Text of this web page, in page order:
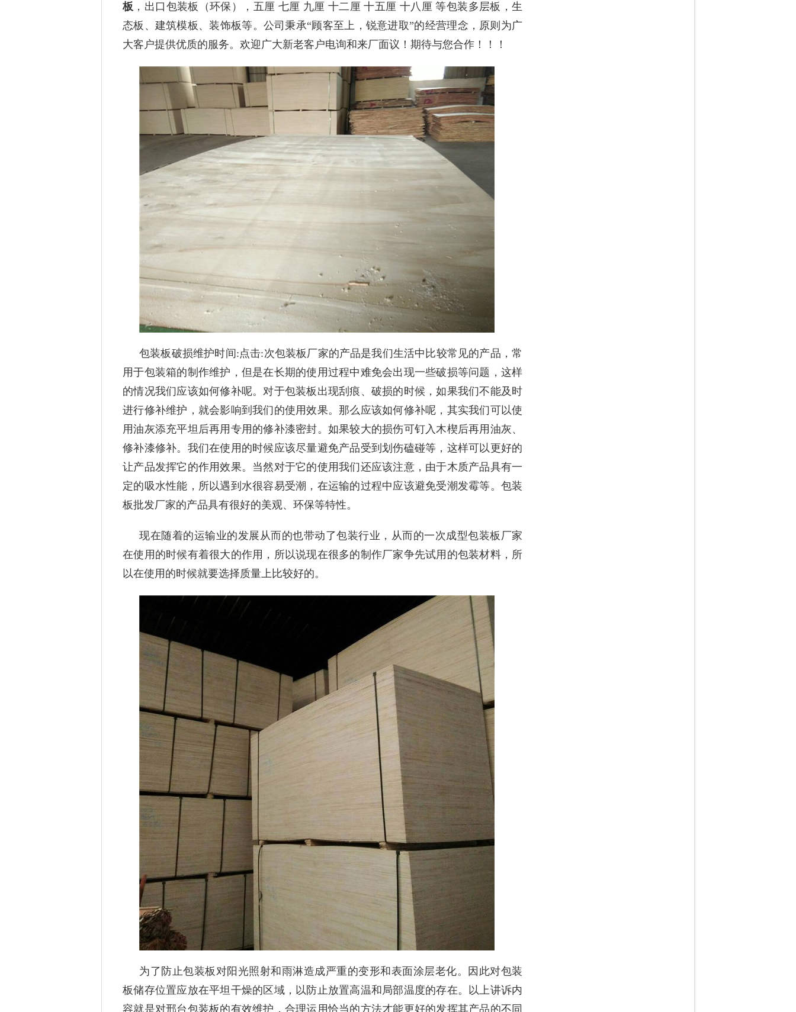
板 ，出口包装板（环保），五厘 七厘 九厘 十二厘 十五厘 十八厘 等包装多层板，生
态板、建筑模板、装饰板等。公司秉承“顾客至上，锐意进取”的经营理念，原则为广
大客户提供优质的服务。欢迎广大新老客户电询和来厂面议！期待与您合作！！！
包装板破损维护时间:点击:次包装板厂家的产品是我们生活中比较常见的产品，常
用于包装箱的制作维护，但是在长期的使用过程中难免会出现一些破损等问题，这样
的情况我们应该如何修补呢。对于包装板出现刮痕、破损的时候，如果我们不能及时
进行修补维护，就会影响到我们的使用效果。那么应该如何修补呢，其实我们可以使
用油灰添充平坦后再用专用的修补漆密封。如果较大的损伤可钉入木楔后再用油灰、
修补漆修补。我们在使用的时候应该尽量避免产品受到划伤磕碰等，这样可以更好的
让产品发挥它的作用效果。当然对于它的使用我们还应该注意，由于木质产品具有一
定的吸水性能，所以遇到水很容易受潮，在运输的过程中应该避免受潮发霉等。包装
板批发厂家的产品具有很好的美观、环保等特性。
现在随着的运输业的发展从而的也带动了包装行业，从而的一次成型包装板厂家
在使用的时候有着很大的作用，所以说现在很多的制作厂家争先试用的包装材料，所
以在使用的时候就要选择质量上比较好的。
为了防止包装板对阳光照射和雨淋造成严重的变形和表面涂层老化。因此对包装
板储存位置应放在平坦干燥的区域，以防止放置高温和局部温度的存在。以上讲诉内
容就是对邢台包装板的有效维护，合理运用恰当的方法才能更好的发挥其产品的不同